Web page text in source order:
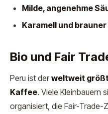
Milde, angenehme
Karamell und
Bio und Fair
Peru ist der weltweit
Kaffee. Viele Kleinbauern
organisiert, die Fair-Trade-